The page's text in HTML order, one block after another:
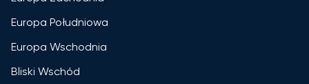
Europa Południowa
Europa Wschodnia
Bliski Wschód